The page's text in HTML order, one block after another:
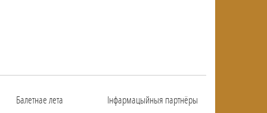
Балетнае лета Інфармацыйныя партнёры